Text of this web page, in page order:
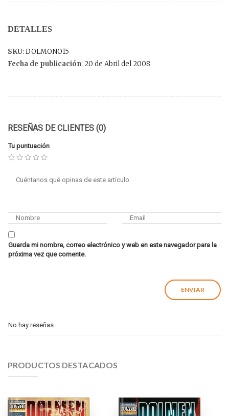
DETALLES
SKU: DOLMONO15
Fecha de publicación: 20 de Abril del 2008
RESEÑAS DE CLIENTES (0)
Tu puntuación
Guarda mi nombre, correo electrónico y web en este navegador para la
próxima vez que comente.
No hay reseñas.
PRODUCTOS DESTACADOS